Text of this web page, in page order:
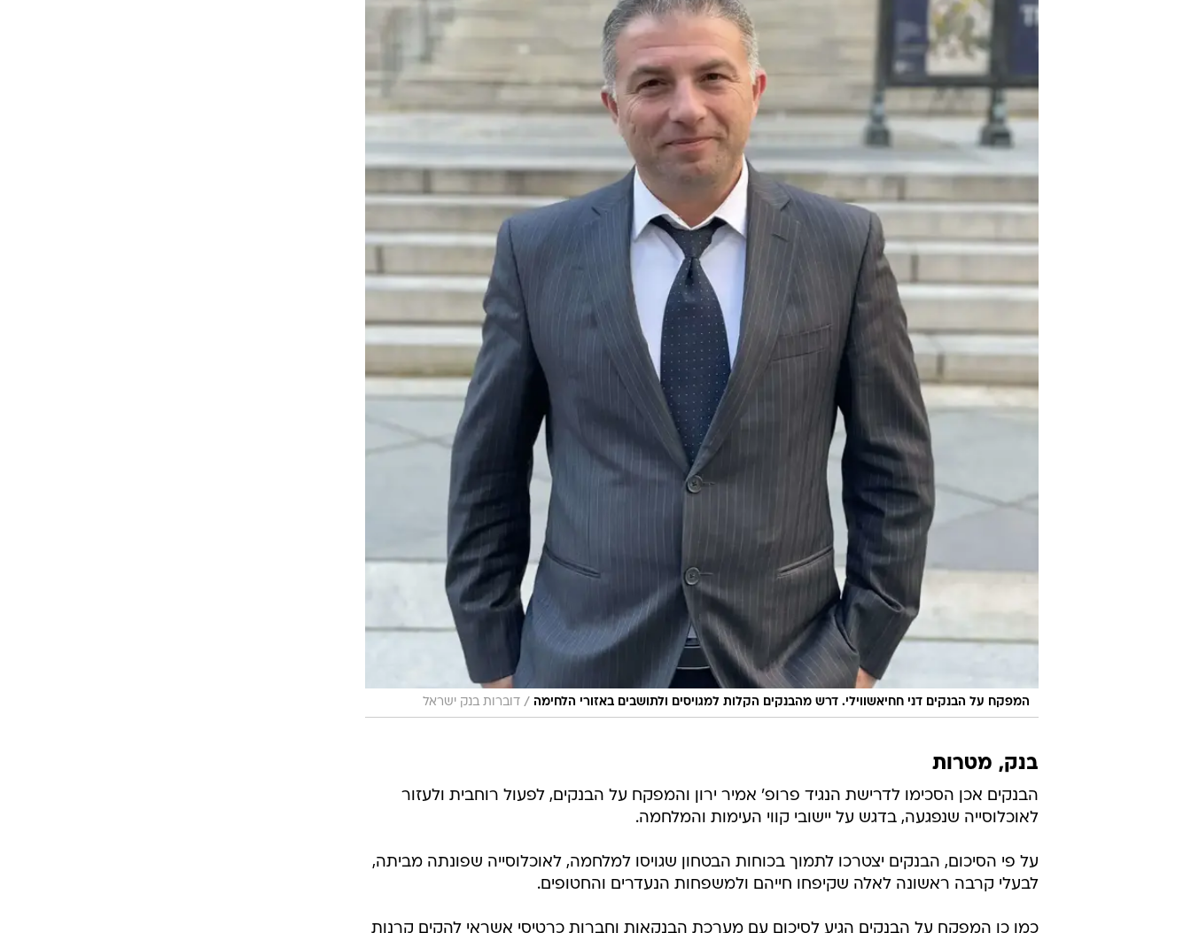
המפקח על הבנקים דני חחיאשווילי. דרש מהבנקים הקלות למגויסים ולתושבים באזורי הלחימה / דוברות בנק ישראל
בנק, מטרות
הבנקים אכן הסכימו לדרישת הנגיד פרופ' אמיר ירון והמפקח על הבנקים, לפעול רוחבית ולעזור
לאוכלוסייה שנפגעה, בדגש על יישובי קווי העימות והמלחמה.
על פי הסיכום, הבנקים יצטרכו לתמוך בכוחות הבטחון שגויסו למלחמה, לאוכלוסייה שפונתה מביתה,
לבעלי קרבה ראשונה לאלה שקיפחו חייהם ולמשפחות הנעדרים והחטופים.
כמו כן המפקח על הבנקים הגיע לסיכום עם מערכת הבנקאות וחברות כרטיסי אשראי להקים קרנות